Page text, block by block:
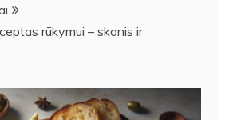
rūkymui – skonis ir